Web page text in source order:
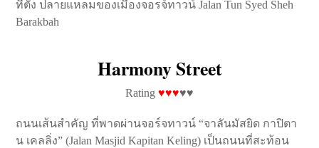
ที่ตั้ง ปลายแหลมของเมืองจอรจ์ทาวน์ Jalan Tun Syed Sheh
Barakbah
Harmony Street
Rating ♥♥♥♥♥
ถนนเส้นสำคัญ ที่พาดผ่านจอร์จทาวน์ “จาลันมัสยิด กาปิตา
น เคลลิ่ง” (Jalan Masjid Kapitan Keling) เป็นถนนที่สะท้อน